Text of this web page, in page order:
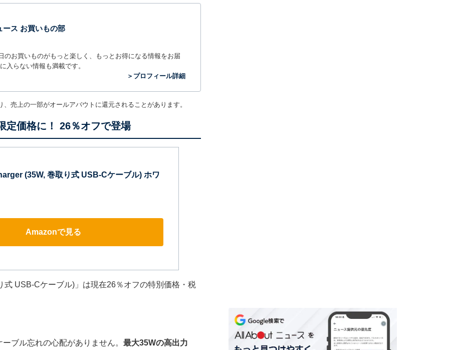
ス お買いもの部
お買いものがもっと楽しく、もっとお得になる情報をお届
入らない情報も満載です。
＞プロフィール詳細
売上の一部がオールアバウトに還元されることがあります。
定価格に！ 26％オフで登場
(35W, 巻取り式 USB-Cケーブル) ホワ
Amazonで見る
USB-Cケーブル)」は現在26％オフの特別価格・税
ーブル忘れの心配がありません。 最大35Wの高出力